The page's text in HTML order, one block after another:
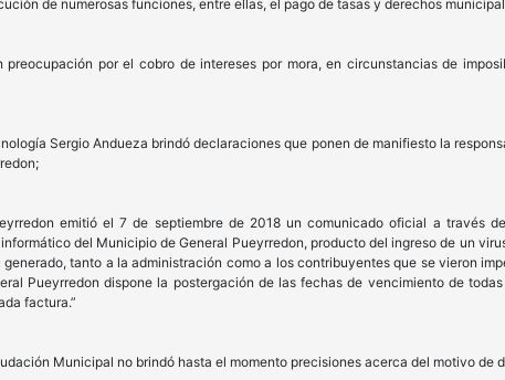
de numerosas funciones, entre ellas, el pago de tasas y derechos
preocupación por el cobro de intereses por mora, en circunstancias de
Sergio Andueza brindó declaraciones que ponen de manifiesto la
emitió el 7 de septiembre de 2018 un comunicado oficial a través
del Municipio de General Pueyrredon, producto del ingreso de un
tanto a la administración como a los contribuyentes que se vieron
Pueyrredon dispone la postergación de las fechas de vencimiento de
factura.”
Municipal no brindó hasta el momento precisiones acerca del motivo de